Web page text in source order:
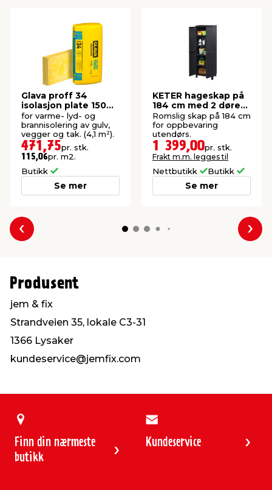
Glava proff 34
isolasjon plate 150
mm
for varme- lyd- og
brannisolering av gulv,
vegger og tak. (4,1 m²).
471,75pr. stk.
115,06pr. m2.
Butikk
Se mer
KETER hageskap på
184 cm med 2 dører i
svart plast
Romslig skap på 184 cm
for oppbevaring
utendørs.
1 399,00pr. stk.
Frakt m.m. legges til
Nettbutikk Butikk
Se mer
Forrige
Produsent
jem & fix
Strandveien 35, lokale C3-31
1366 Lysaker
kundeservice@jemfix.com
Finn din nærmeste
butikk
Kundeservice